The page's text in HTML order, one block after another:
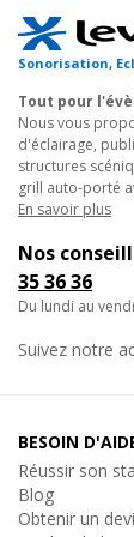
Chacun des
mini de 7,3
nature ! Elle
portée
charge).
Des poutres
et
applications,
unestructure
Applications
- Montage de
théâtre.
Sonorisation,
Tout pour
Nous vous
d'éclairage,
structures
grill auto-porté
En savoir plus
Nos
35 36 36
du lundi au
Suivez notre
BESOIN
Réussir son
Blog
Obtenir un